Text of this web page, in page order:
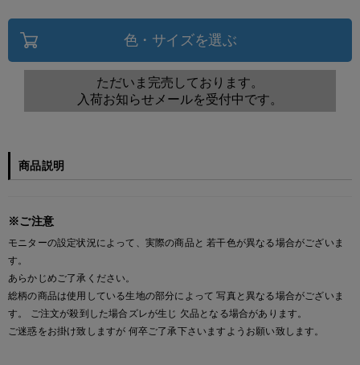
色・サイズを選ぶ
ただいま完売しております。
入荷お知らせメールを受付中です。
商品説明
※ご注意
モニターの設定状況によって、実際の商品と 若干色が異なる場合がございま
す。
あらかじめご了承ください。
総柄の商品は使用している生地の部分によって 写真と異なる場合がございま
す。 ご注文が殺到した場合ズレが生じ 欠品となる場合があります。
ご迷惑をお掛け致しますが 何卒ご了承下さいますようお願い致します。